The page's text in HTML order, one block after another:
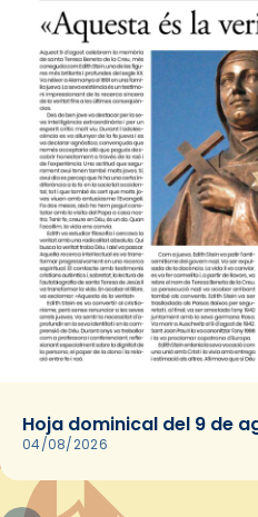
Hoja dominical del 9 de
04/08/2026